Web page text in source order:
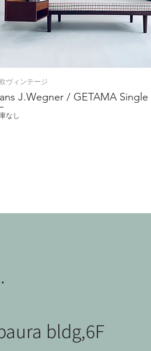
ヴィンテージ
J.Wegner / GETAMA
なし
bldg,6F